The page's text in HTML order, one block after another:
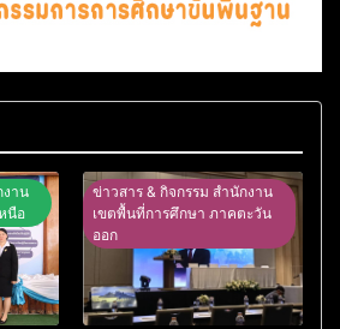
งาน
นือ
ข่าวสาร & กิจกรรม สำนักงาน
เขตพื้นที่การศึกษา ภาคตะวัน
ออก